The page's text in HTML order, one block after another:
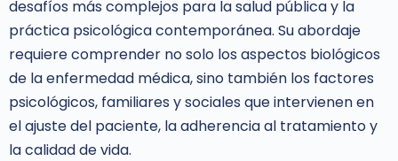
desafíos más complejos para la salud pública y la
práctica psicológica contemporánea. Su abordaje
requiere comprender no solo los aspectos biológicos
de la enfermedad médica, sino también los factores
psicológicos, familiares y sociales que intervienen en
el ajuste del paciente, la adherencia al tratamiento y
la calidad de vida.